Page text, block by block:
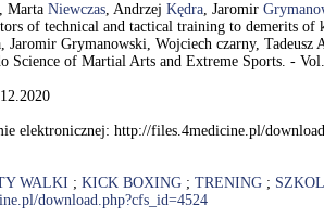
, Marta Niewczas, Andrzej Kędra, Jaromir
of technical and tactical training to demerits
Jaromir Grymanowski, Wojciech czarny, Tadeusz
Science of Martial Arts and Extreme Sports. -
elektronicznej: http://files.4medicine.pl/
WALKI ; KICK BOXING ; TRENING ;
download.php?cfs_id=4524